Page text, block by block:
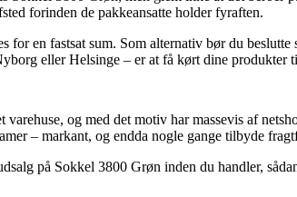
forinden de pakkeansatte holder fyraften.
for en fastsat sum. Som alternativ bør du beslutte
eller Helsinge – er at få kørt dine produkter
og med det motiv har massevis af
– markant, og endda nogle gange tilbyde
på Sokkel 3800 Grøn inden du handler,